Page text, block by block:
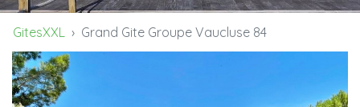
GitesXXL Grand Gite Groupe Vaucluse 84